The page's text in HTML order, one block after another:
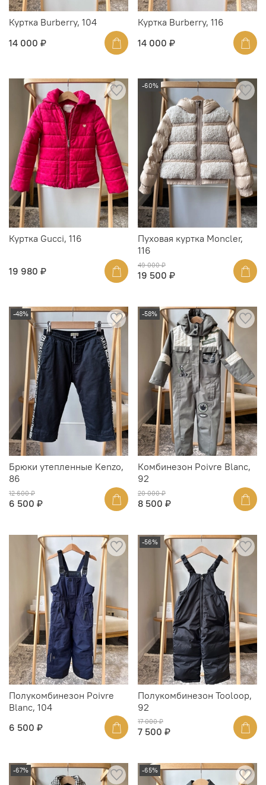
Куртка Burberry, 104
14 000 ₽
Куртка Burberry, 116
14 000 ₽
Куртка Gucci, 116
19 980 ₽
-60%
Пуховая куртка Moncler,
116
49 000 ₽
19 500 ₽
-48%
Брюки утепленные Kenzo,
86
12 600 ₽
6 500 ₽
-58%
Комбинезон Poivre Blanc,
92
20 000 ₽
8 500 ₽
Полукомбинезон Poivre
Blanc, 104
6 500 ₽
-56%
Полукомбинезон Tooloop,
92
17 000 ₽
7 500 ₽
-67% -65%